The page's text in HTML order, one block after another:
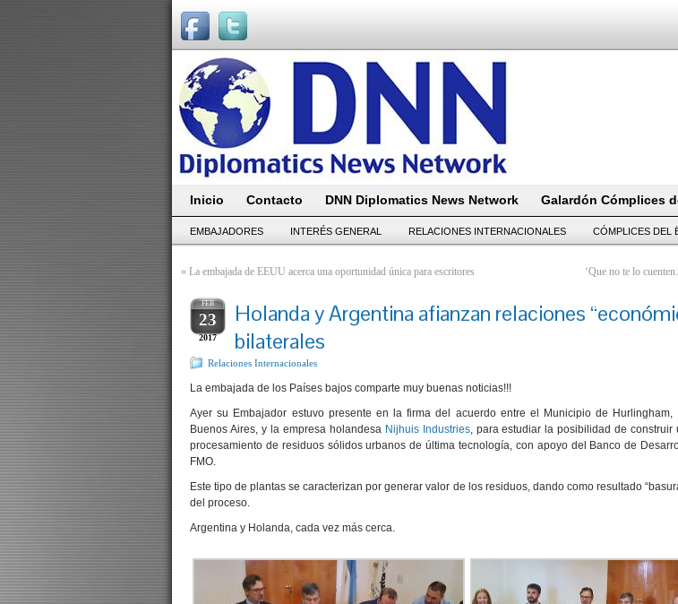
Inicio Contacto DNN Diplomatics News Network Galardón Cómplices
EMBAJADORES INTERÉS GENERAL RELACIONES INTERNACIONALES CÓMPLICES DEL
« La embajada de EEUU acerca una oportunidad única para escritores ‘Que no te lo
FEB
23
2017
Holanda y Argentina afianzan relaciones
bilaterales
Relaciones Internacionales
La embajada de los Países bajos comparte muy buenas noticias!!!
Ayer su Embajador estuvo presente en la firma del acuerdo entre el Municipio de
Buenos Aires, y la empresa holandesa Nijhuis Industries, para estudiar la posibilidad de construir
procesamiento de residuos sólidos urbanos de última tecnología, con apoyo del Banco de
FMO.
Este tipo de plantas se caracterizan por generar valor de los residuos, dando como resultado
del proceso.
Argentina y Holanda, cada vez más cerca.